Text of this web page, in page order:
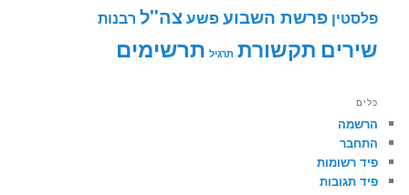
פלסטין פרשת השבועפשעצה"ל רבנות
שירים תקשורת תרגיל תרשימים
כלים
הרשמה
התחבר
פיד רשומות
פיד תגובות